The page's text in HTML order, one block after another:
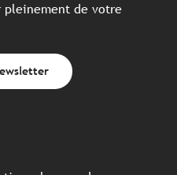
de votre